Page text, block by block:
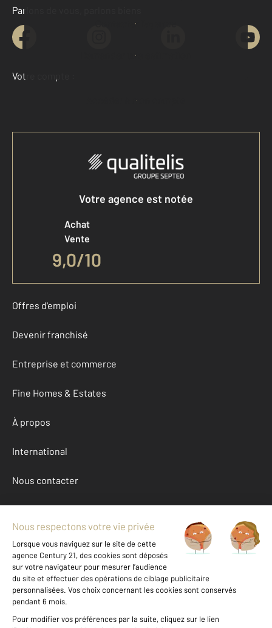
Contacter l'agence
Demander une estimation
Parlons de vous, parlons biens
Votre compte :
Accéder à mon compte
Votre agence est notée
Achat
Vente
9,0/10
Offres d'emploi
Devenir franchisé
Entreprise et commerce
Fine Homes & Estates
À propos
International
Nous contacter
Mentions légales & CGU et Barèmes d'honoraires
Données personnelles
Gestionnaire des cookies
Achat maison autour de LONGAGES (31410)